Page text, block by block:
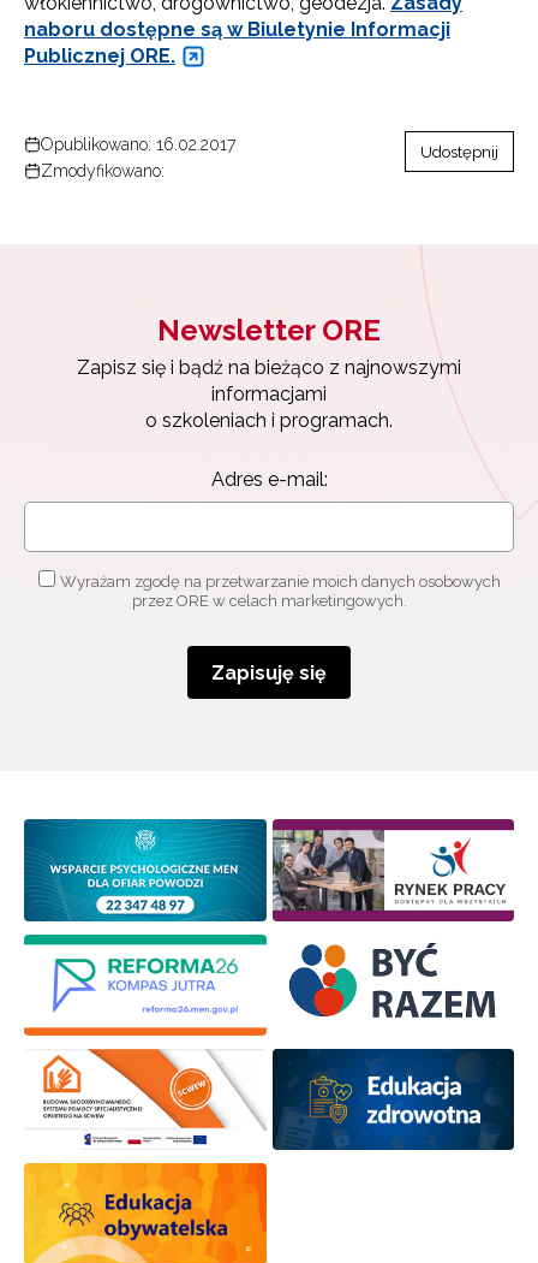
naboru dostępne są w Biuletynie Informacji
Publicznej ORE.
Opublikowano: 16.02.2017
Zmodyfikowano:
Udostępnij
Newsletter ORE
Zapisz się i bądź na bieżąco z najnowszymi
informacjami
o szkoleniach i programach.
Adres e-mail:
Wyrażam zgodę na przetwarzanie moich danych osobowych
przez ORE w celach marketingowych.
Zapisuję się